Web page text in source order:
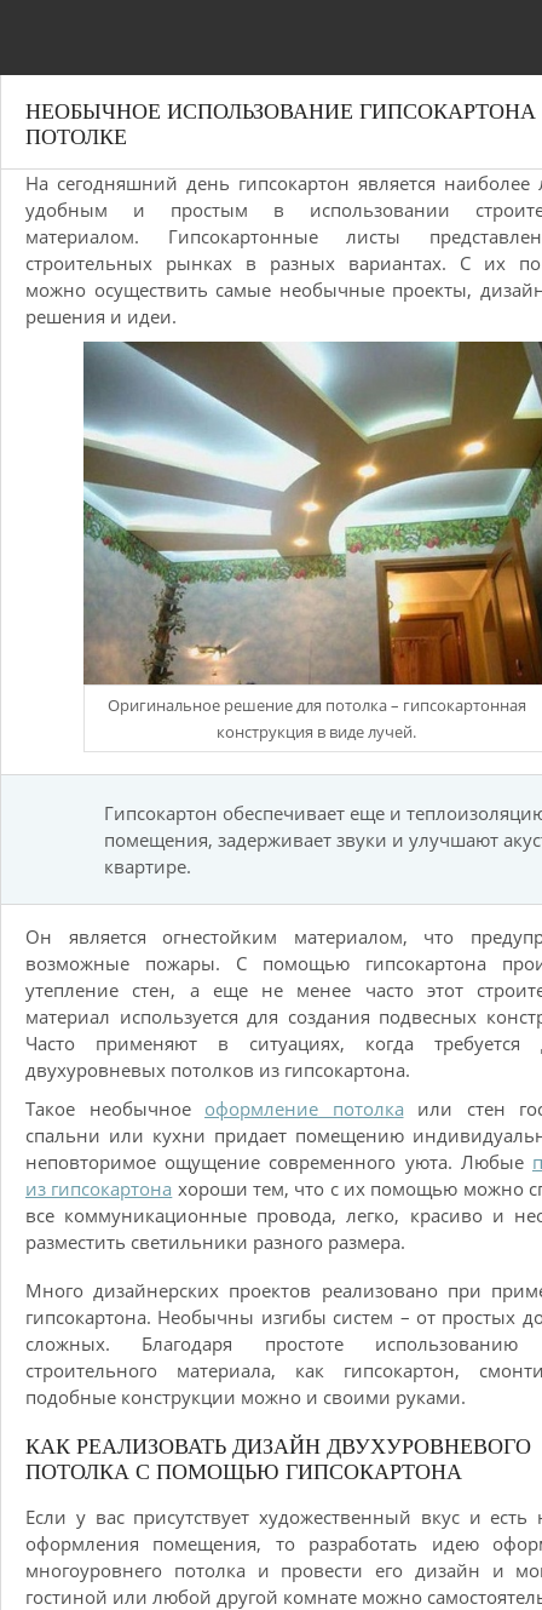
НЕОБЫЧНОЕ ИСПОЛЬЗОВАНИЕ ГИПСОКАРТОНА
ПОТОЛКЕ
На сегодняшний день гипсокартон является наиболее
удобным и простым в использовании
материалом. Гипсокартонные листы
строительных рынках в разных вариантах. С их
можно осуществить самые необычные проекты,
решения и идеи.
Оригинальное решение для потолка – гипсокартонная
конструкция в виде лучей.
Гипсокартон обеспечивает еще и
помещения, задерживает звуки и улучшают
квартире.
Он является огнестойким материалом, что
возможные пожары. С помощью гипсокартона
утепление стен, а еще не менее часто этот
материал используется для создания подвесных
Часто применяют в ситуациях, когда требуется
двухуровневых потолков из гипсокартона.
Такое необычное оформление потолка или стен
спальни или кухни придает помещению
неповторимое ощущение современного уюта. Любые
из гипсокартона хороши тем, что с их помощью можно
все коммуникационные провода, легко, красиво и
разместить светильники разного размера.
Много дизайнерских проектов реализовано при
гипсокартона. Необычны изгибы систем – от простых
сложных. Благодаря простоте использованию
строительного материала, как гипсокартон,
подобные конструкции можно и своими руками.
КАК РЕАЛИЗОВАТЬ ДИЗАЙН ДВУХУРОВНЕВОГО
ПОТОЛКА С ПОМОЩЬЮ ГИПСОКАРТОНА
Если у вас присутствует художественный вкус и есть
оформления помещения, то разработать идею
многоуровнего потолка и провести его дизайн и
гостиной или любой другой комнате можно